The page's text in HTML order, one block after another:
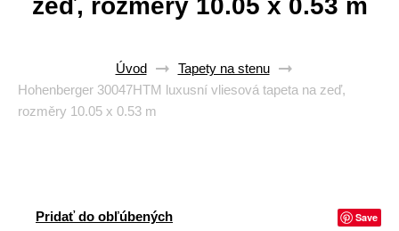
zeď, rozměry 10.05 x 0.53 m
Úvod
Tapety na stenu
Hohenberger 30047HTM luxusní vliesová tapeta na zeď,
rozměry 10.05 x 0.53 m
Pridať do obľúbených Save